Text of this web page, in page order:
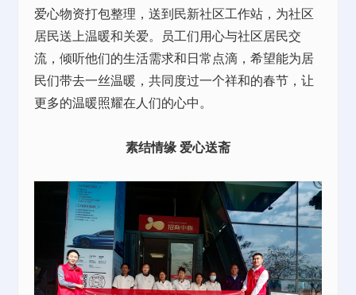
爱心物资打包整理，送到民新社区工作站，为社区
居民送上温暖和关爱。员工们用心与社区居民交
流，倾听他们的生活需求和日常点滴，希望能为居
民们带去一丝温暖，共同度过一个祥和的春节，让
更多的温暖照耀在人们的心中。
素结情缘 爱心送斋